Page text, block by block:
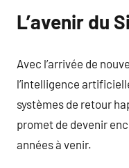
L’avenir du
Avec l’arrivée de
l’intelligence
systèmes de retour
promet de devenir
années à venir.